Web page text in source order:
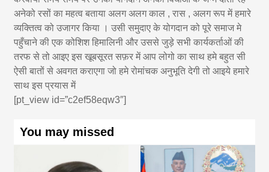
अनेको रसों का महत्व बताया अलग अलग काल , रास , अलग रूप में हमारे
व्यक्तित्व को उजागर किया । उसी समुदाए के योगदान को पूरे समाज मे
पहुँचाने की एक कोशिश हिमालिनी और उससे जुड़े सभी कार्यकर्ताओं की
तरफ से तो आइए इस खूबसूरत सफ़र में आप लोगो का साथ हमे बहुत सी
ऐसी बातों से अवगत कराएगा जो हमे रोमांचक अनुभूति देगी तो आइये हमारे
साथ इस प्रयास में
[pt_view id=”c2ef58eqw3″]
You may missed